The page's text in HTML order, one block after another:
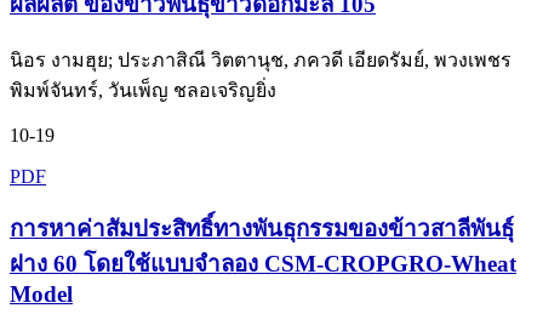
นิอร งามฮุย; ประภาสิณี วิตตานุช, ภควดี เอียดรัมย์, พวงเพชร
พิมพ์จันทร์, วันเพ็ญ ชลอเจริญยิ่ง
10-19
PDF
การหาค่าสัมประสิทธิ์ทางพันธุกรรมของข้าวสาลีพันธุ์
ฝาง 60 โดยใช้แบบจำลอง CSM-CROPGRO-Wheat
Model